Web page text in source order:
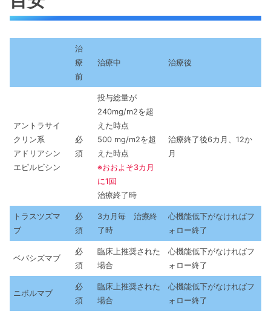
治
療
前
治療中 治療後
アントラサイ
クリン系
アドリアシン
エピルビシン
必
須
投与総量が
240mg/m2を超
えた時点
500 mg/m2を超
えた時点
※おおよそ3カ月
に1回
治療終了時
治療終了後6カ月、12か
月
トラスツズマ
ブ
必
須
3カ月毎 治療終
了時
心機能低下がなければフ
ォロー終了
ベバシズマブ
必
須
臨床上推奨された
場合
心機能低下がなければフ
ォロー終了
ニボルマブ
必
須
臨床上推奨された
場合
心機能低下がなければフ
ォロー終了